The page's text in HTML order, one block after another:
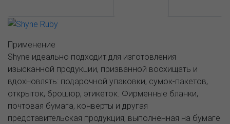
Применение
Shyne идеально подходит для изготовления
изысканной продукции, призванной восхищать и
вдохновлять: подарочной упаковки, сумок-пакетов,
открыток, брошюр, этикеток. Фирменные бланки,
почтовая бумага, конверты и другая
представительская продукция, выполненная на бумаге